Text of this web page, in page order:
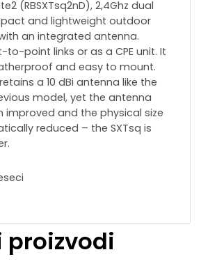
(RBSXTsq2nD), 2,4Ghz dual
and lightweight outdoor
an integrated antenna.
point links or as a CPE unit. It
and easy to mount.
a 10 dBi antenna like the
model, yet the antenna
improved and the physical size
reduced – the SXTsq is
proizvodi